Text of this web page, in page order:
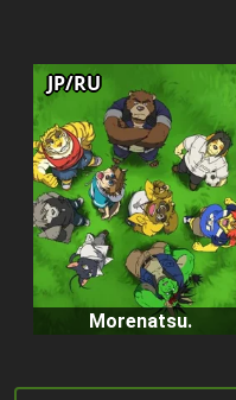
Morenatsu.
JP/RU